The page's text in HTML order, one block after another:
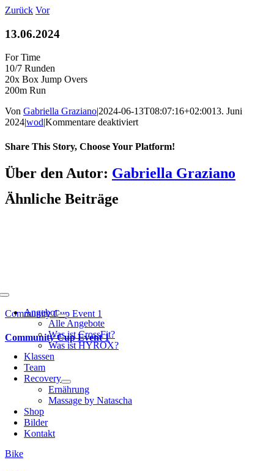
Zum
springen
Toggle
NavigationAngebot
Alle Angebote
Was ist CrossFit?
Was ist HYROX?
Klassen
Team
Recovery
Ernährung
Massage by Natascha
Shop
Bilder
Kontakt
Zurück Vor
13.06.2024
For Time
10/7 Runden
20x Box Jump Overs
200m Run
Von Gabriella Graziano|2024-06-13T08:07:16+02:0013. Juni
2024|wod|Kommentare deaktiviertfür
Share This Story, Choose Your Platform!
Facebook
LinkedIn
WhatsApp
Telegram
Tumblr
Pinterest
Vk
Xing
E-
Mail
Über den Autor: Gabriella Graziano
Ähnliche Beiträge
Community Cup Event 1
Community Cup Event 1
Bike